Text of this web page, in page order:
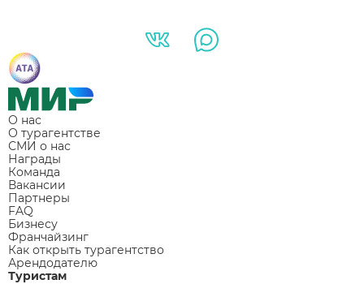
О нас
О турагентстве
СМИ о нас
Награды
Команда
Вакансии
Партнеры
FAQ
Бизнесу
Франчайзинг
Как открыть турагентство
Арендодателю
Туристам